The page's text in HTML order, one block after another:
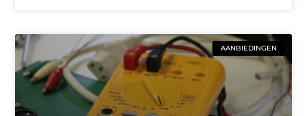
AANBIEDINGEN